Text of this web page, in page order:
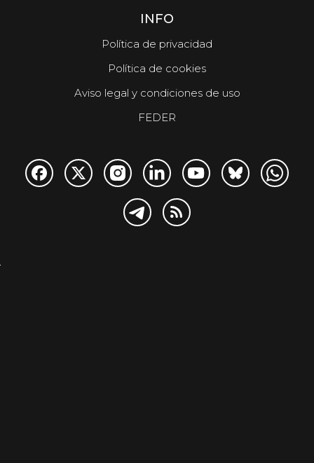
INFO
Política de privacidad
Política de cookies
Aviso legal y condiciones de uso
FEDER